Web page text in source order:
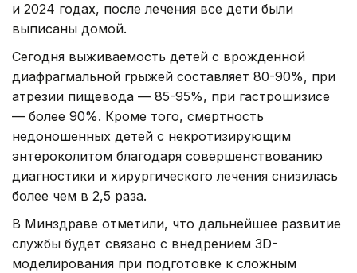
и 2024 годах, после лечения все дети были
выписаны домой.
Сегодня выживаемость детей с врожденной
диафрагмальной грыжей составляет 80-90%, при
атрезии пищевода — 85-95%, при гастрошизисе
— более 90%. Кроме того, смертность
недоношенных детей с некротизирующим
энтероколитом благодаря совершенствованию
диагностики и хирургического лечения снизилась
более чем в 2,5 раза.
В Минздраве отметили, что дальнейшее развитие
службы будет связано с внедрением 3D-
моделирования при подготовке к сложным